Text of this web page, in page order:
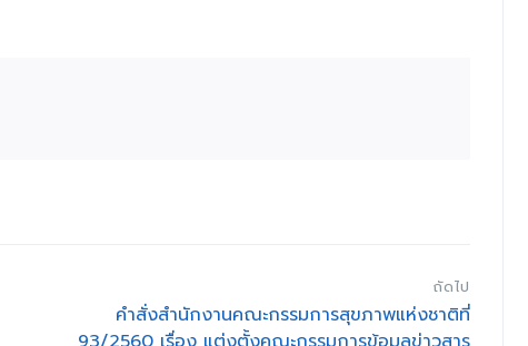
ถัดไป
คำสั่งสำนักงานคณะกรรมการสุขภาพแห่งชาติที่